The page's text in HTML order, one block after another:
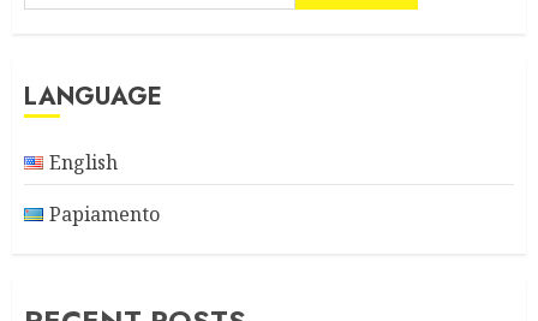
LANGUAGE
English
Papiamento